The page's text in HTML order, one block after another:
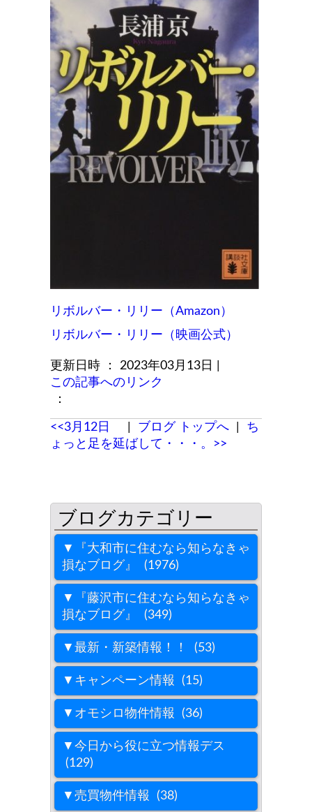
リボルバー・リリー（Amazon）
リボルバー・リリー（映画公式）
更新日時 ： 2023年03月13日
この記事へのリンク
：
<<3月12日 ブログ トップへ
ち
ょっと足を延ばして・・・。>>
▼『大和市に住むなら知らなきゃ
損なブログ』 (1976)
▼『藤沢市に住むなら知らなきゃ
損なブログ』 (349)
▼最新・新築情報！！ (53)
▼キャンペーン情報 (15)
▼オモシロ物件情報 (36)
▼今日から役に立つ情報デス
(129)
▼売買物件情報 (38)